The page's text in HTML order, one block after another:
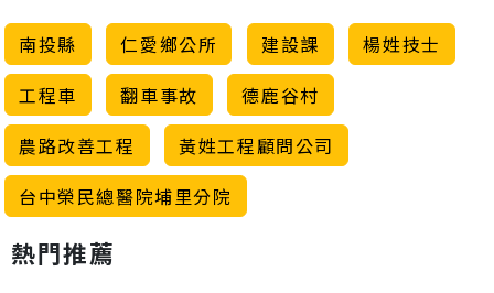
南投縣 仁愛鄉公所 建設課
楊姓技士
工程車
翻車事故
德鹿谷村
農路改善工程
黃姓工程顧問公司
台中榮民總醫院埔里分院
熱門推薦